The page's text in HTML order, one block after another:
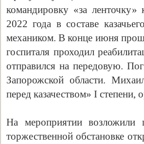
командировку «за
2022 года в составе
механиком. В конце июня
госпиталя проходил
отправился на передовую.
Запорожской области.
перед казачеством» I
На мероприятии возложили
торжественной обстановке